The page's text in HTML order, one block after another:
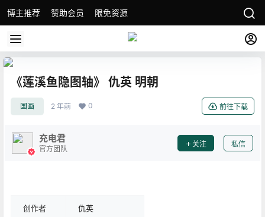
博主推荐 赞助会员 限免资源
《莲溪鱼隐图轴》 仇英 明朝
国画 2 年前 0 前往下载
充电君
官方团队
关注 私信
创作者 仇英